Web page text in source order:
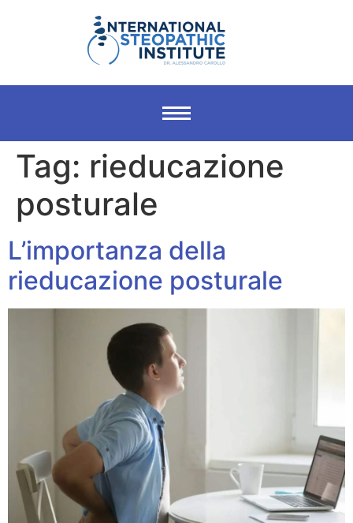
Tag: rieducazione
posturale
L’importanza della
rieducazione posturale